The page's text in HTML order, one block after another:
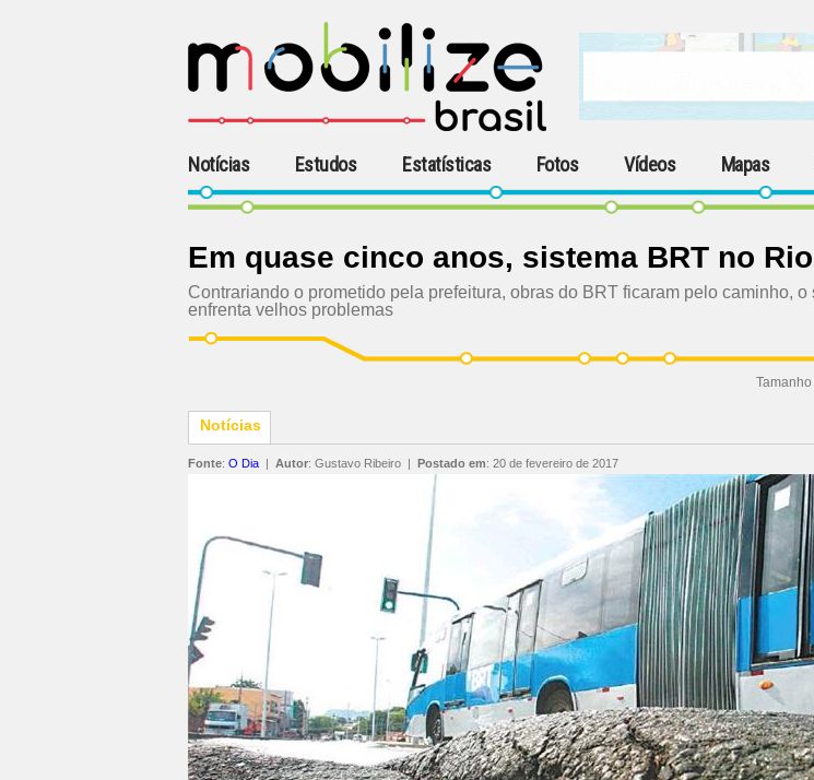
Notícias Estudos Estatísticas Fotos Vídeos Mapas
Em quase cinco anos, sistema BRT no
Contrariando o prometido pela prefeitura, obras do BRT ficaram pelo caminho,
enfrenta velhos problemas
Notícias
Fonte: O Dia | Autor: Gustavo Ribeiro | Postado em: 20 de fevereiro de 2017